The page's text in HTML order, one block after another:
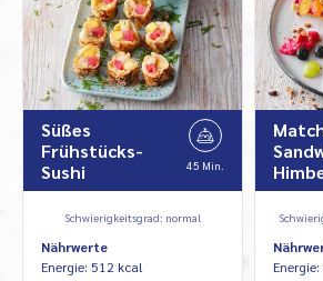
Süßes
Frühstücks-
Sushi
45 Min.
Schwierigkeitsgrad: normal
Nährwerte
Energie: 512 kcal